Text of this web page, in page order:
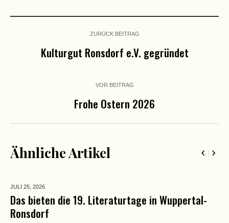
ZURÜCK BEITRAG
Kulturgut Ronsdorf e.V. gegründet
VOR BEITRAG
Frohe Ostern 2026
Ähnliche Artikel
JULI 25, 2026
Das bieten die 19. Literaturtage in Wuppertal-
Ronsdorf